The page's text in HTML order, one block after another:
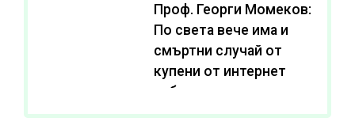
Проф. Георги Момеков:
По света вече има и
смъртни случай от
купени от интернет
субстанции за
отслабване